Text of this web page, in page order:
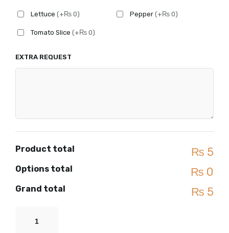
Lettuce (+₨ 0) Pepper (+₨ 0)
Tomato Slice (+₨ 0)
EXTRA REQUEST
Product total ₨ 5
Options total ₨ 0
Grand total ₨ 5